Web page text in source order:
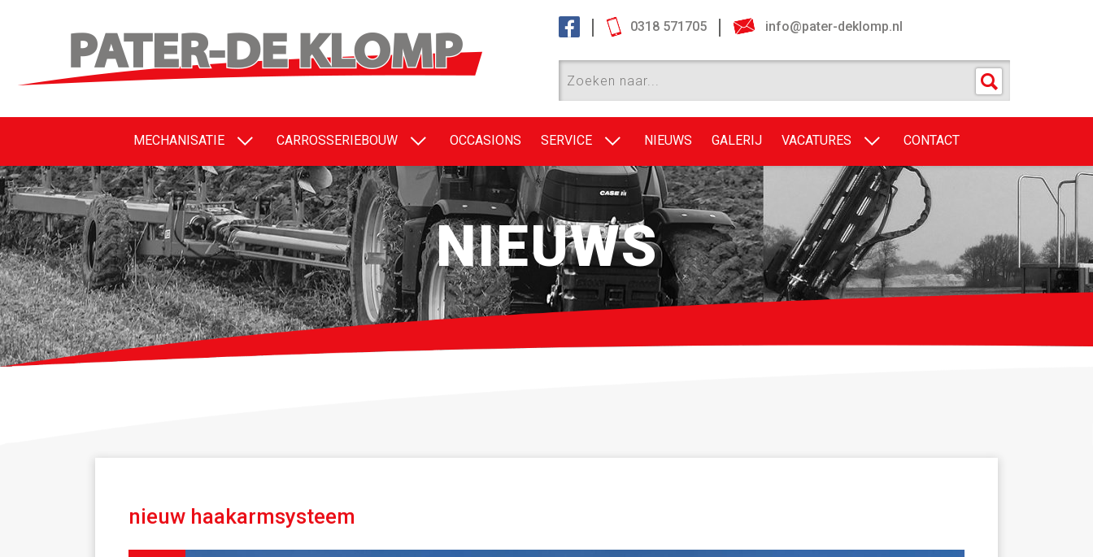
0318 571705 info@pater-deklomp.nl
MECHANISATIE CARROSSERIEBOUW OCCASIONS SERVICE NIEUWS GALERIJ VACATURES CONTACT
NIEUWS
nieuw haakarmsysteem